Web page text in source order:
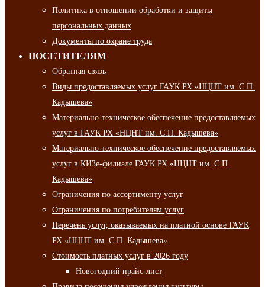
Политика в отношении обработки и защиты
персональных данных
Документы по охране труда
ПОСЕТИТЕЛЯМ
Обратная связь
Виды предоставляемых услуг ГАУК РХ «НЦНТ им. С.П.
Кадышева»
Материально-техническое обеспечение предоставляемых
услуг в ГАУК РХ «НЦНТ им. С.П. Кадышева»
Материально-техническое обеспечение предоставляемых
услуг в КИЗе-филиале ГАУК РХ «НЦНТ им. С.П.
Кадышева»
Ограничения по ассортименту услуг
Ограничения по потребителям услуг
Перечень услуг, оказываемых на платной основе ГАУК
РХ «НЦНТ им. С.П. Кадышева»
Стоимость платных услуг в 2026 году
Новогодний прайс-лист